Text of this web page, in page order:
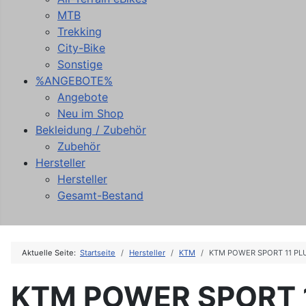
MTB
Trekking
City-Bike
Sonstige
%ANGEBOTE%
Angebote
Neu im Shop
Bekleidung / Zubehör
Zubehör
Hersteller
Hersteller
Gesamt-Bestand
Aktuelle Seite: Startseite Hersteller KTM KTM POWER SPORT 11
KTM POWER SPORT